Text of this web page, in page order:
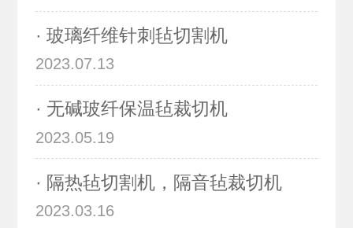
· 玻璃纤维针刺毡切割机
2023.07.13
· 无碱玻纤保温毡裁切机
2023.05.19
· 隔热毡切割机，隔音毡裁切机
2023.03.16